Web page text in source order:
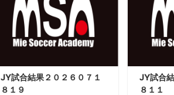
JY試合結果２０２６０７１
８１９
JY試合
８１１